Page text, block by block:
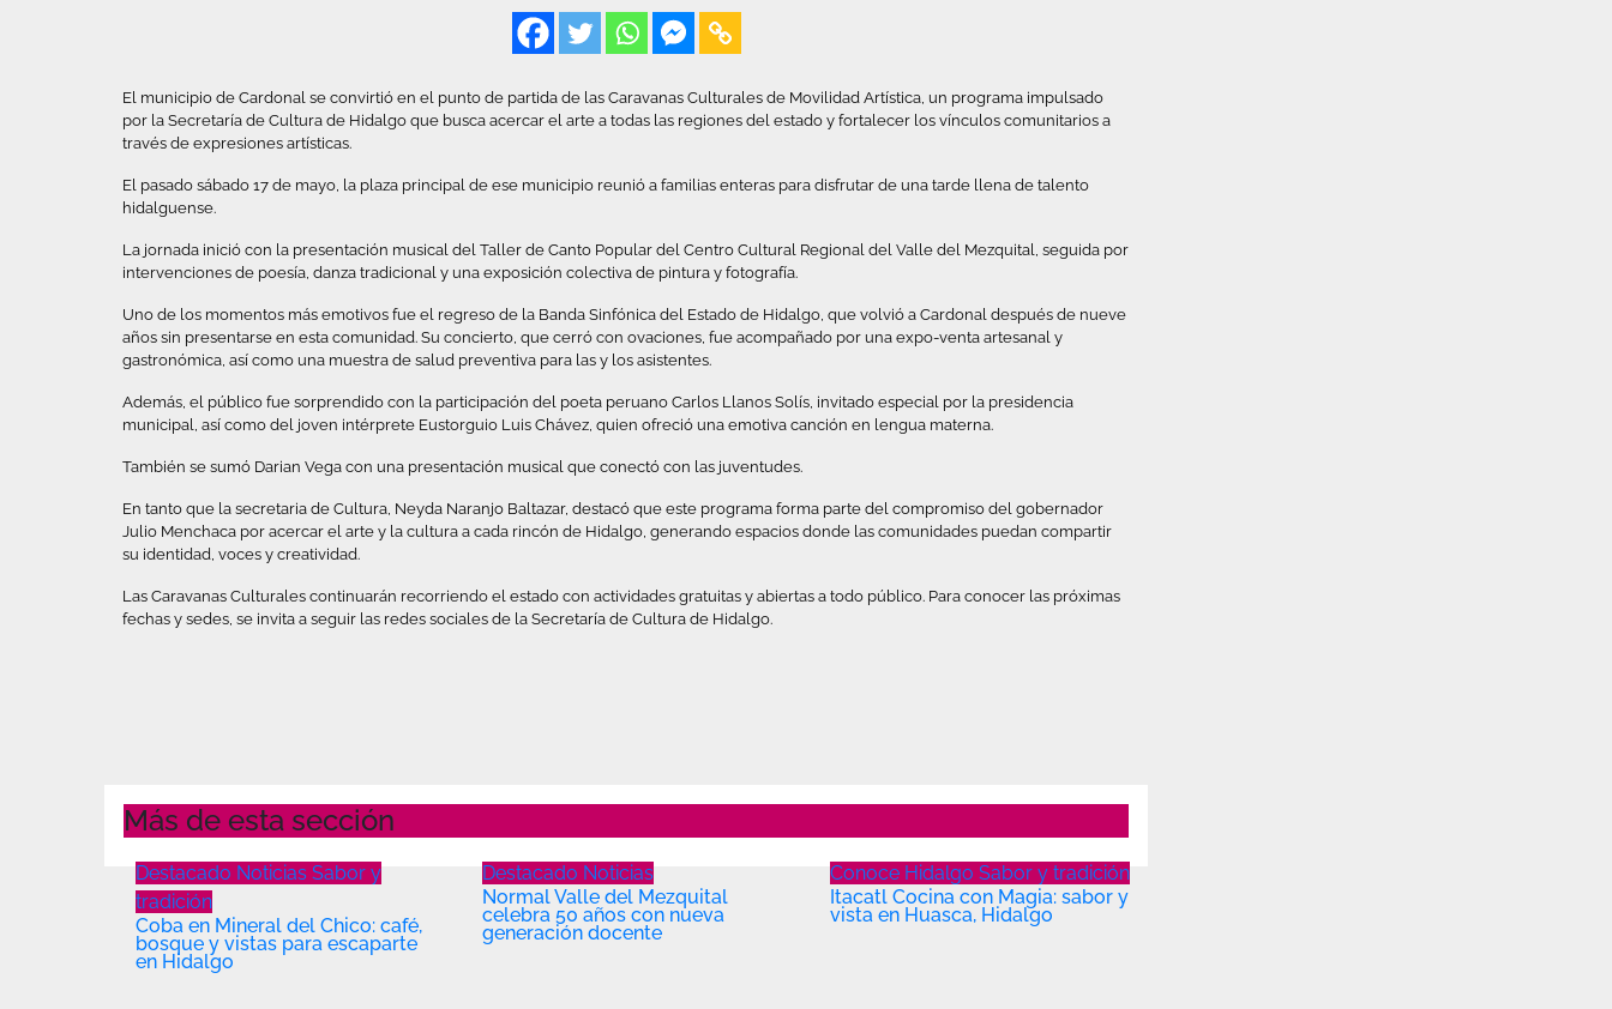
El municipio de Cardonal se convirtió en el punto de partida de las Caravanas Culturales de Movilidad Artística, un programa impulsado
por la Secretaría de Cultura de Hidalgo que busca acercar el arte a todas las regiones del estado y fortalecer los vínculos comunitarios a
través de expresiones artísticas.
El pasado sábado 17 de mayo, la plaza principal de ese municipio reunió a familias enteras para disfrutar de una tarde llena de talento
hidalguense.
La jornada inició con la presentación musical del Taller de Canto Popular del Centro Cultural Regional del Valle del Mezquital, seguida por
intervenciones de poesía, danza tradicional y una exposición colectiva de pintura y fotografía.
Uno de los momentos más emotivos fue el regreso de la Banda Sinfónica del Estado de Hidalgo, que volvió a Cardonal después de nueve
años sin presentarse en esta comunidad. Su concierto, que cerró con ovaciones, fue acompañado por una expo-venta artesanal y
gastronómica, así como una muestra de salud preventiva para las y los asistentes.
Además, el público fue sorprendido con la participación del poeta peruano Carlos Llanos Solís, invitado especial por la presidencia
municipal, así como del joven intérprete Eustorguio Luis Chávez, quien ofreció una emotiva canción en lengua materna.
También se sumó Darian Vega con una presentación musical que conectó con las juventudes.
En tanto que la secretaria de Cultura, Neyda Naranjo Baltazar, destacó que este programa forma parte del compromiso del gobernador
Julio Menchaca por acercar el arte y la cultura a cada rincón de Hidalgo, generando espacios donde las comunidades puedan compartir
su identidad, voces y creatividad.
Las Caravanas Culturales continuarán recorriendo el estado con actividades gratuitas y abiertas a todo público. Para conocer las próximas
fechas y sedes, se invita a seguir las redes sociales de la Secretaría de Cultura de Hidalgo.
Más de esta sección
Destacado Noticias Sabor y
tradición
Coba en Mineral del Chico: café,
bosque y vistas para escaparte
en Hidalgo
Destacado Noticias
Normal Valle del Mezquital
celebra 50 años con nueva
generación docente
Conoce Hidalgo Sabor y tradición
Itacatl Cocina con Magia: sabor y
vista en Huasca, Hidalgo